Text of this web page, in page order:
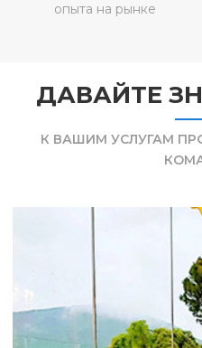
опыта на рынке
ДАВАЙТЕ
К ВАШИМ УСЛУГАМ